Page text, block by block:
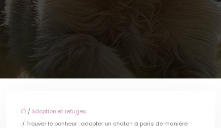
/Adoption et refuges
/ Trouver le bonheur : adopter un chaton à paris de manière